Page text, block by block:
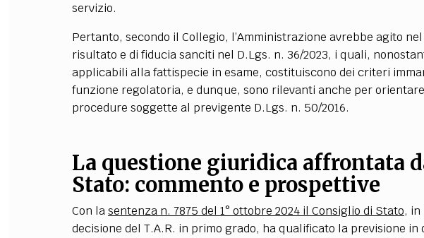
servizio.
Pertanto, secondo il Collegio, l’Amministrazione avrebbe agito
risultato e di fiducia sanciti nel D.Lgs. n. 36/2023, i quali,
applicabili alla fattispecie in esame, costituiscono dei criteri
funzione regolatoria, e dunque, sono rilevanti anche per
procedure soggette al previgente D.Lgs. n. 50/2016.
La questione giuridica affrontata
Stato: commento e prospettive
Con lasentenza n. 7875 del 1° ottobre 2024 il Consiglio di Stato,
decisione del T.A.R. in primo grado, ha qualificato la previsione in